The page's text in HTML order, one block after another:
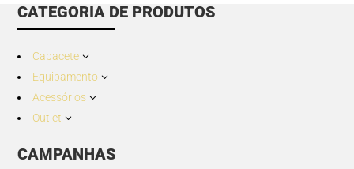
CATEGORIA DE PRODUTOS
Capacete 3
Equipamento 3
Acessórios 3
Outlet 3
CAMPANHAS